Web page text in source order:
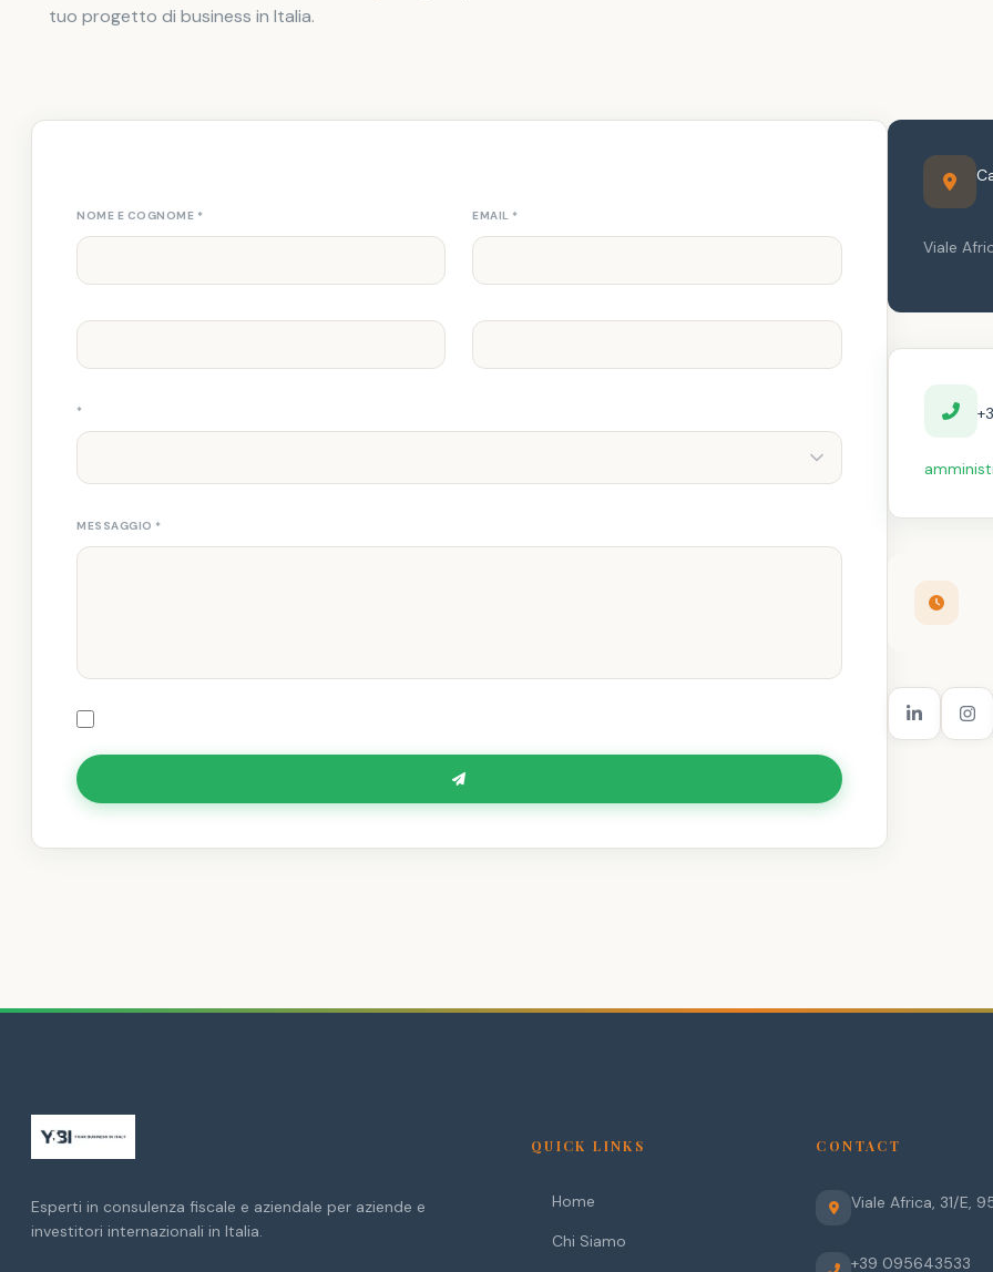
tuo progetto di business in Italia.
NOME E COGNOME * EMAIL *
*
MESSAGGIO *
Viale
Esperti in consulenza fiscale e aziendale per aziende e
investitori internazionali in Italia.
QUICK LINKS
Home
Chi Siamo
CONTACT
Viale Africa, 31/E,
+39 095643533